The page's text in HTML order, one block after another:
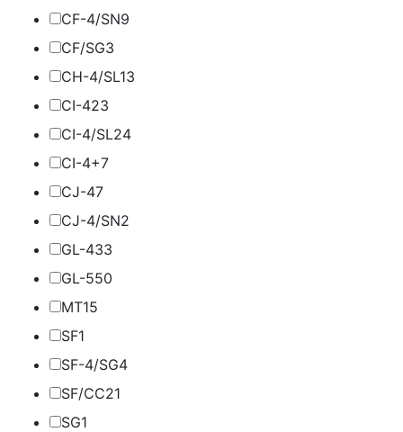
CF-4/SN9
CF/SG3
CH-4/SL13
CI-423
CI-4/SL24
CI-4+7
CJ-47
CJ-4/SN2
GL-433
GL-550
MT15
SF1
SF-4/SG4
SF/CC21
SG1